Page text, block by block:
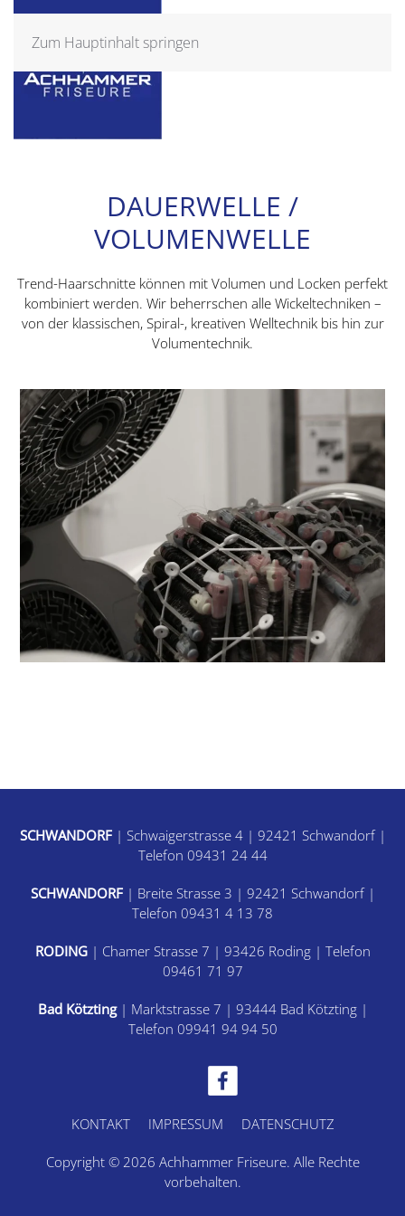
Zum Hauptinhalt springen
DAUERWELLE /
VOLUMENWELLE
Trend-Haarschnitte können mit Volumen und Locken perfekt
kombiniert werden. Wir beherrschen alle Wickeltechniken –
von der klassischen, Spiral-, kreativen Welltechnik bis hin zur
Volumentechnik.
SCHWANDORF| Schwaigerstrasse 4 | 92421 Schwandorf |
Telefon 09431 24 44
SCHWANDORF| Breite Strasse 3 | 92421 Schwandorf |
Telefon 09431 4 13 78
RODING| Chamer Strasse 7 | 93426 Roding | Telefon
09461 71 97
Bad Kötzting| Marktstrasse 7 | 93444 Bad Kötzting |
Telefon 09941 94 94 50
KONTAKT IMPRESSUM DATENSCHUTZ
Copyright © 2026 Achhammer Friseure. Alle Rechte
vorbehalten.